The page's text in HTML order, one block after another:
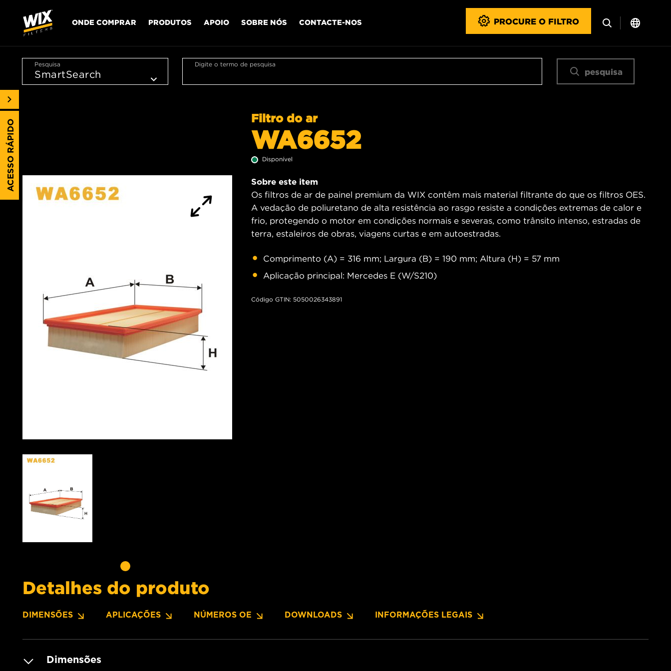
ONDE COMPRAR PRODUTOS APOIO SOBRE NÓS CONTACTE-NOS PROCURE O FILTRO
Pesquisa Digite o termo de pesquisa
pesquisa
Filtro do ar
WA6652
Disponível
Sobre este item
Os filtros de ar de painel premium da WIX contêm mais material filtrante do que os filtros OES.
A vedação de poliuretano de alta resistência ao rasgo resiste a condições extremas de calor e
frio, protegendo o motor em condições normais e severas, como trânsito intenso, estradas de
terra, estaleiros de obras, viagens curtas e em autoestradas.
Comprimento (A) = 316 mm; Largura (B) = 190 mm; Altura (H) = 57 mm
Aplicação principal: Mercedes E (W/S210)
Código GTIN: 5050026343891
Detalhes do produto
DIMENSÕES APLICAÇÕES NÚMEROS OE DOWNLOADS INFORMAÇÕES LEGAIS
Dimensões
ACESSO RÁPIDO